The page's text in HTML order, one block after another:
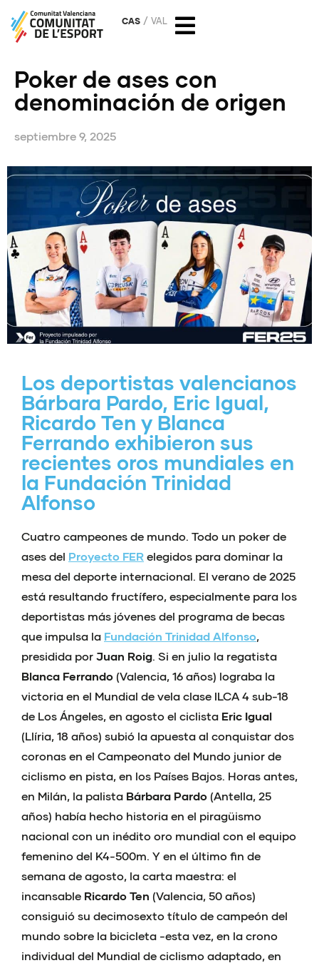
CAS VAL
Poker de ases con
denominación de origen
septiembre 9, 2025
Los deportistas valencianos
Bárbara Pardo, Eric Igual,
Ricardo Ten y Blanca
Ferrando exhibieron sus
recientes oros mundiales en
la Fundación Trinidad
Alfonso
Cuatro campeones de mundo. Todo un poker de
ases del Proyecto FER elegidos para dominar la
mesa del deporte internacional. El verano de 2025
está resultando fructífero, especialmente para los
deportistas más jóvenes del programa de becas
que impulsa la Fundación Trinidad Alfonso,
presidida por Juan Roig. Si en julio la regatista
Blanca Ferrando (Valencia, 16 años) lograba la
victoria en el Mundial de vela clase ILCA 4 sub-18
de Los Ángeles, en agosto el ciclista Eric Igual
(Llíria, 18 años) subió la apuesta al conquistar dos
coronas en el Campeonato del Mundo junior de
ciclismo en pista, en los Países Bajos. Horas antes,
en Milán, la palista Bárbara Pardo (Antella, 25
años) había hecho historia en el piragüismo
nacional con un inédito oro mundial con el equipo
femenino del K4-500m. Y en el último fin de
semana de agosto, la carta maestra: el
incansable Ricardo Ten (Valencia, 50 años)
consiguió su decimosexto título de campeón del
mundo sobre la bicicleta -esta vez, en la crono
individual del Mundial de ciclismo adaptado, en